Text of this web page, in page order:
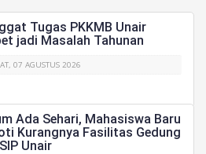
Tugas PKKMB Unair
jadi Masalah Tahunan
07 AGUSTUS 2026
Ada Sehari, Mahasiswa Baru
Kurangnya Fasilitas Gedung
Unair